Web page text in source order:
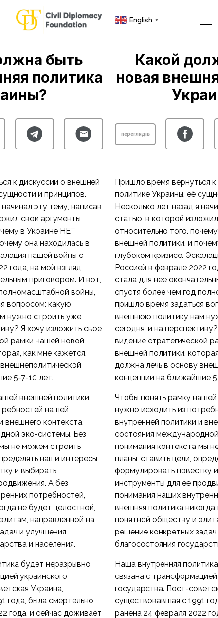
English ▼
быть
политика
к дискуссии о внешней
и принципов.
начинал эту тему, написав
свои аргументы
в Украине НЕТ
она находилась в
нашей войны с
года, на мой взгляд,
приговором. И вот,
войны,
вопросом: какую
нужно строить уже
Я хочу изложить свое
рамки нашей новой
как мне кажется,
5-7-10 лет.
внешней политики,
нашей
внешнего контекста,
эко-системы. Без
не можем строить
наши интересы,
и выбирать
А без
потребностей,
не будет целостной,
направленной на
и улучшения
и населения.
будет неразрывно
украинского
Украина,
года, была смертельно
года, и сейчас доживает
Какой
новая
переглядів
Пришло время вернуться
политике Украины, её
Несколько лет назад я
статью, в которой
относительно того,
внешней политики, и
глубоком кризисе.
Россией в феврале 2022
стала для неё
спустя более чем год
пришло время задаться
внешнюю политику нам
сегодня, и на
видение стратегической
внешней политики,
должна лечь в основу
концепции на ближайшие
Чтобы понять рамку
нужно исходить из
внутренней политики и
состояния
понимания контекста мы
планы, ставить цели,
формулировать повестку
инструменты для её
понимания наших
внешняя политика
понятной обществу и
решение конкретных
благосостояния
Наша внутренняя
связана с
государства. Пост-
существовавшая с 1991
ранена 24 февраля 2022